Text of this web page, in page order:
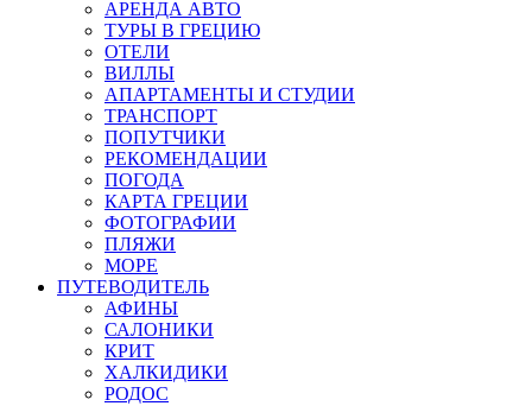
АРЕНДА АВТО
ТУРЫ В ГРЕЦИЮ
ОТЕЛИ
ВИЛЛЫ
АПАРТАМЕНТЫ И СТУДИИ
ТРАНСПОРТ
ПОПУТЧИКИ
РЕКОМЕНДАЦИИ
ПОГОДА
КАРТА ГРЕЦИИ
ФОТОГРАФИИ
ПЛЯЖИ
МОРЕ
ПУТЕВОДИТЕЛЬ
АФИНЫ
САЛОНИКИ
КРИТ
ХАЛКИДИКИ
РОДОС